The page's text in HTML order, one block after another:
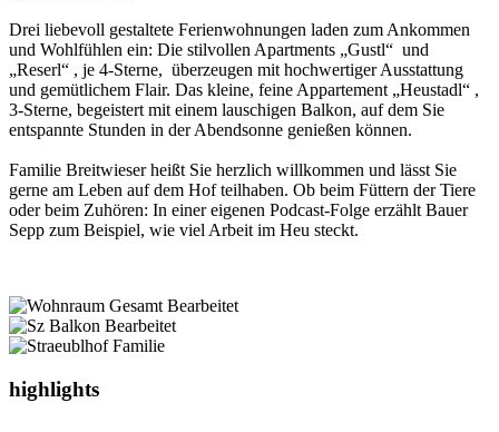
Drei liebevoll gestaltete Ferienwohnungen laden zum Ankommen
und Wohlfühlen ein: Die stilvollen Apartments „Gustl“ und
„Reserl“ , je 4-Sterne, überzeugen mit hochwertiger Ausstattung
und gemütlichem Flair. Das kleine, feine Appartement „Heustadl“ ,
3-Sterne, begeistert mit einem lauschigen Balkon, auf dem Sie
entspannte Stunden in der Abendsonne genießen können.
Familie Breitwieser heißt Sie herzlich willkommen und lässt Sie
gerne am Leben auf dem Hof teilhaben. Ob beim Füttern der Tiere
oder beim Zuhören: In einer eigenen Podcast-Folge erzählt Bauer
Sepp zum Beispiel, wie viel Arbeit im Heu steckt.
highlights